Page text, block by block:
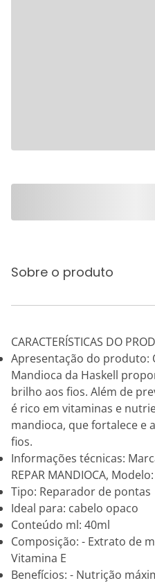
Sobre o produto
CARACTERÍSTICAS DO
Apresentação do produto:
Mandioca da Haskell
brilho aos fios. Além de
é rico em vitaminas e
mandioca, que fortalece e
fios.
Informações técnicas:
REPAR MANDIOCA,
Tipo: Reparador de pontas
Ideal para: cabelo opaco
Conteúdo ml: 40ml
Composição: - Extrato de
Vitamina E
Benefícios: - Nutrição